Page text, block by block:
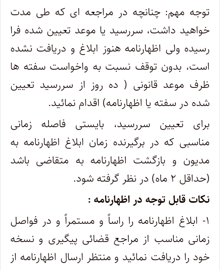
توجه مهم: چنانچه در مراجعه ای که طی مدت
خواهید داشت، سررسید یا موعد تعیین شده فرا
رسیده ولی اظهارنامه هنوز ابلاغ و دریافت نشده
است، بدون توقف نسبت به واخواست سفته ها
ظرف موعد قانونی ( ده روز از سررسید تعیین
شده در سفته یا اظهارنامه) اقدام نمائید.
برای تعیین سررسید، بایستی فاصله زمانی
مناسبی که در برگیرنده زمان ابلاغ اظهارنامه به
مدیون و بازگشت اظهارنامه به متقاضی باشد
(حداقل ۲ ماه) در نظر گرفته شود.
نکات قابل توجه در اظهارنامه :
۱- ابلاغ اظهارنامه را راساً و مستمراً و در فواصل
زمانی مناسب از مراجع قضائی پیگیری و نسخه
خود را دریافت نمائید و منتظر ارسال اظهارنامه از